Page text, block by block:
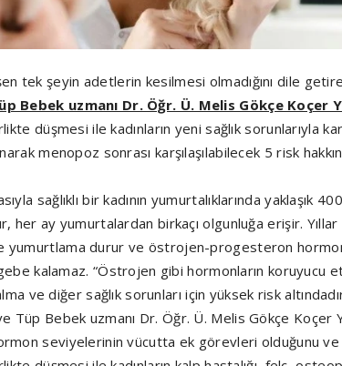
tek şeyin adetlerin kesilmesi olmadığını dile
Bebek uzmanı Dr. Öğr. Ü. Melis Gökçe Koçer
düşmesi ile kadınların yeni sağlık sorunlarıyla
menopoz sonrası karşılaşılabilecek 5 risk
sağlıklı bir kadının yumurtalıklarında yaklaşık
her ay yumurtalardan birkaçı olgunluğa erişir. Yıllar
yumurtlama durur ve östrojen-progesteron
kalamaz. “Östrojen gibi hormonların koruyucu
ve diğer sağlık sorunları için yüksek risk
Tüp Bebek uzmanı Dr. Öğr. Ü. Melis Gökçe Koçer
seviyelerinin vücutta ek görevleri olduğunu